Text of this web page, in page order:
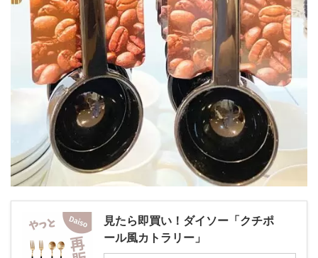
見たら即買い！ダイソー「クチポ
ール風カトラリー」